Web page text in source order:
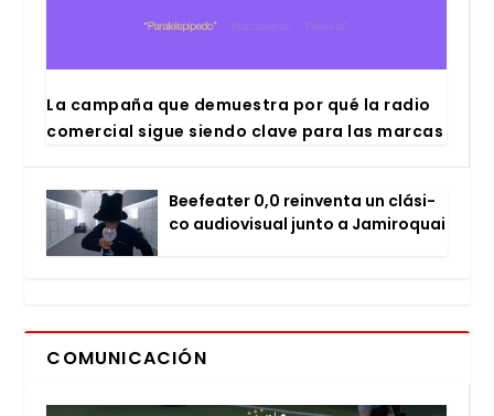
La cam­pa­ña que demues­tra por qué la radio
comer­cial sigue sien­do cla­ve para las mar­cas
Bee­fea­ter 0,0 rein­ven­ta un clá­si­
co audio­vi­sual jun­to a Jami­ro­quai
COMUNICACIÓN